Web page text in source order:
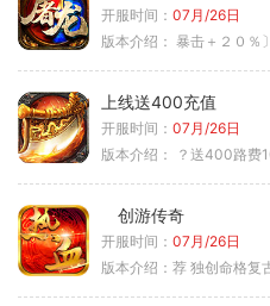
开服时间： 07月/26日
版本介绍： 暴击＋２０％
上线送400充值
开服时间： 07月/26日
版本介绍：
？送400路费
创游传奇
开服时间： 07月/26日
版本介绍： 荐 独创命格复